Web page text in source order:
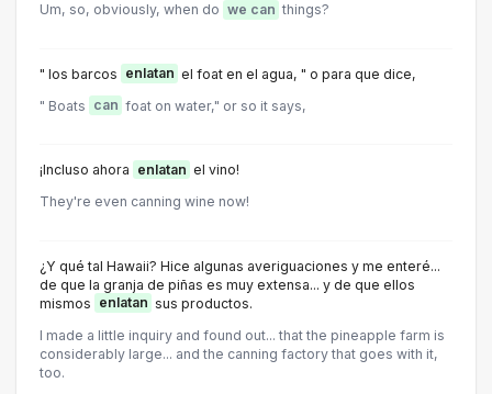
Um, so, obviously, when do we can things?
" los barcos enlatan el foat en el agua, " o para que dice,
" Boats can foat on water," or so it says,
¡Incluso ahora enlatan el vino!
They're even canning wine now!
¿Y qué tal Hawaii? Hice algunas averiguaciones y me enteré...
de que la granja de piñas es muy extensa... y de que ellos
mismos enlatan sus productos.
I made a little inquiry and found out... that the pineapple farm is
considerably large... and the canning factory that goes with it,
too.